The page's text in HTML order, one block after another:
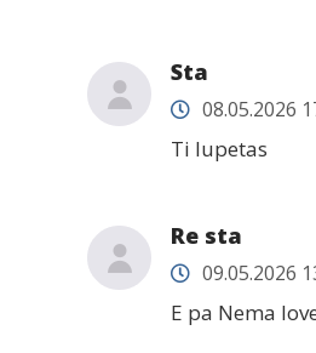
Sta
08.05.2026
Ti lupetas
Re sta
09.05.2026
E pa Nema